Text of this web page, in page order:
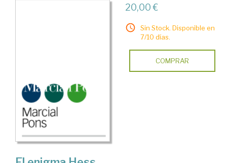
20,00 €
Sin Stock. Disponible en
7/10 días.
COMPRAR